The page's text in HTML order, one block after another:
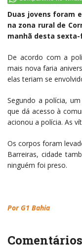
Duas jovens foram
na zona rural de
manhã desta sexta-
De acordo com a
mais nova faria
elas teriam se
Segundo a polícia,
que dá acesso à
acionou a polícia. As
Os corpos foram
Barreiras, cidade
ninguém foi preso.
Por G1 Bahia
Comentários